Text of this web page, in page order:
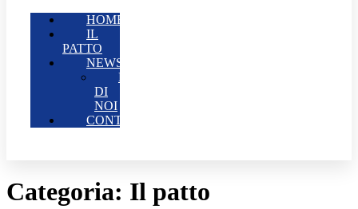
HOME
IL
PATTO
NEWS
PARLANO
DI
NOI
CONTATTACI
Categoria: Il patto